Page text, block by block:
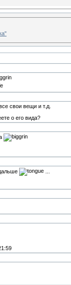
свои вещи и т.д.
о его вида?